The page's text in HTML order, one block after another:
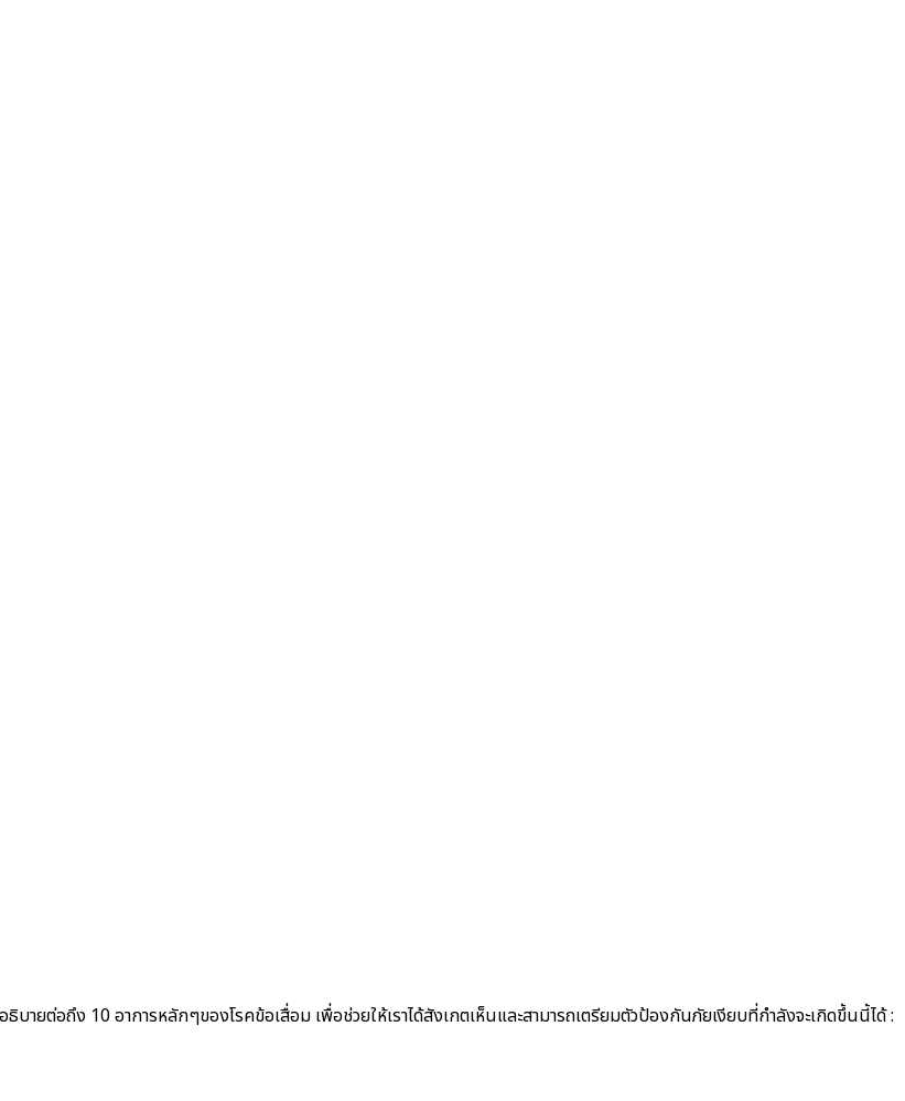
ายต่อถึง 10 อาการหลักๆของโรคข้อเสื่อม เพื่อช่วยให้เราได้สังเกตเห็นและสามารถเตรียมตัวป้องกันภัยเงียบที่กำลังจะเกิดขึ้นนี้ได้ :